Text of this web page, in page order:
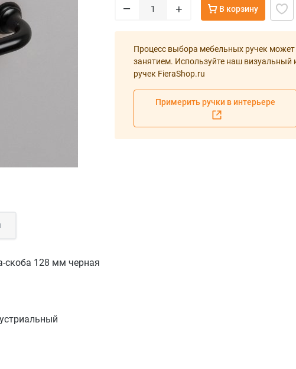
– + В корзину
Процесс выбора мебельных ручек
занятием. Используйте наш
ручек FieraShop.ru
Примерить ручки в интерьере
скоба 128 мм черная